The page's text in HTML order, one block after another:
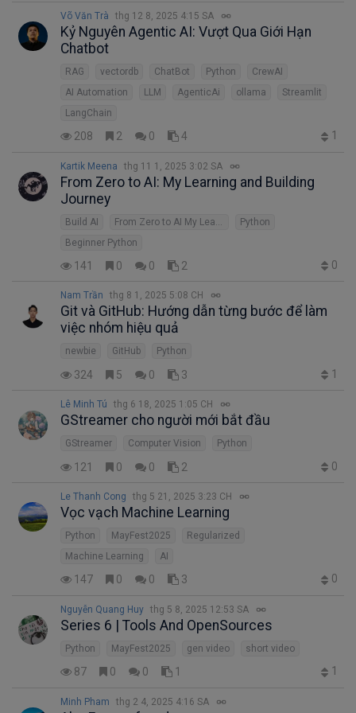
Võ Văn Trà thg 12 8, 2025 4:15 SA
Kỷ Nguyên Agentic AI: Vượt Qua Giới Hạn
Chatbot
RAG vectordb ChatBot Python
CrewAI
AI Automation
LLM AgenticAi ollama
Streamlit
LangChain
208 2 0 4 1
Kartik Meena thg 11 1, 2025 3:02 SA
From Zero to AI: My Learning and Building
Journey
Build AI
Python
Beginner Python
141 0 0 2 0
Nam Trần thg 8 1, 2025 5:08 CH
Git và GitHub: Hướng dẫn từng bước để làm
việc nhóm hiệu quả
newbie GitHub Python
324 5 0 3 1
Lê Minh Tú thg 6 18, 2025 1:05 CH
GStreamer cho người mới bắt đầu
GStreamer Computer Vision Python
121 0 0 2 0
Le Thanh Cong thg 5 21, 2025 3:23 CH
Vọc vạch Machine Learning
Python MayFest2025
Regularized
Machine Learning
AI
147 0 0 3 0
Nguyễn Quang Huy thg 5 8, 2025 12:53 SA
Series 6 | Tools And OpenSources
Python MayFest2025 gen video short video
87 0 0 1 1
Minh Pham thg 2 4, 2025 4:16 SA